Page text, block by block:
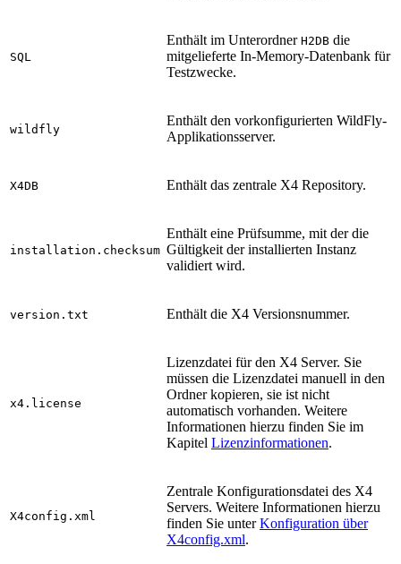
SQL
Enthält im Unterordner H2DB die
mitgelieferte In-Memory-Datenbank für
Testzwecke.
wildfly
Enthält den vorkonfigurierten WildFly-
Applikationsserver.
X4DB Enthält das zentrale X4 Repository.
installation.checksum
Enthält eine Prüfsumme, mit der die
Gültigkeit der installierten Instanz
validiert wird.
version.txt Enthält die X4 Versionsnummer.
x4.license
Lizenzdatei für den X4 Server. Sie
müssen die Lizenzdatei manuell in den
Ordner kopieren, sie ist nicht
automatisch vorhanden. Weitere
Informationen hierzu finden Sie im
Kapitel Lizenzinformationen.
X4config.xml
Zentrale Konfigurationsdatei des X4
Servers. Weitere Informationen hierzu
finden Sie unterKonfiguration über
X4config.xml.